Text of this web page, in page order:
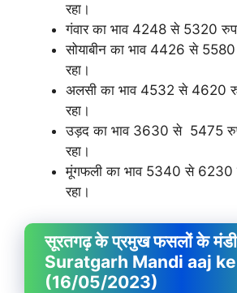
रहा।
गंवार का भाव 4248 से 5320
सोयाबीन का भाव 4426 से 5580
रहा।
अलसी का भाव 4532 से 4620
रहा।
उड़द का भाव 3630 से 5475
रहा।
मूंगफली का भाव 5340 से 6230
रहा।
सूरतगढ़ के प्रमुख फसलों के मंडी
Suratgarh Mandi aaj
(16/05/2023)